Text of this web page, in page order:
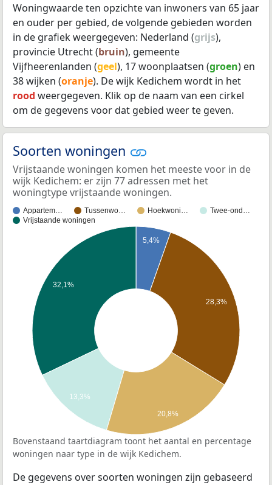
Woningwaarde ten opzichte van inwoners van 65 jaar
en ouder per gebied, de volgende gebieden worden
in de grafiek weergegeven: Nederland (grijs),
provincie Utrecht (bruin), gemeente
Vijfheerenlanden (geel), 17 woonplaatsen (groen) en
38 wijken (oranje). De wijk Kedichem wordt in het
rood weergegeven. Klik op de naam van een cirkel
om de gegevens voor dat gebied weer te geven.
Soorten woningen
Vrijstaande woningen komen het meeste voor in de
wijk Kedichem: er zijn 77 adressen met het
woningtype vrijstaande woningen.
Appartem… Tussenwo… Hoekwoni…
Twee-ond…
Vrijstaande woningen
5,4%
28,3%
32,1%
13,3%
20,8%
Bovenstaand taartdiagram toont het aantal en percentage
woningen naar type in de wijk Kedichem.
De gegevens over soorten woningen zijn gebaseerd